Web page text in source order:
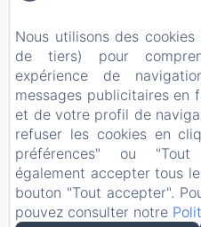
Politique de
Informations
Nous utilisons des
de tiers) pour
expérience de
messages publicitaires en
et de votre profil de
refuser les cookies en
préférences" ou
également accepter tous
bouton "Tout accepter".
pouvez consulter notre